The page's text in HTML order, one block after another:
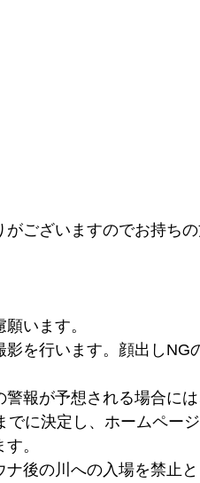
ございますのでお持ち
います。
を行います。顔出しNG
報が予想される場合に
に決定し、ホームページ
。
後の川への入場を禁止